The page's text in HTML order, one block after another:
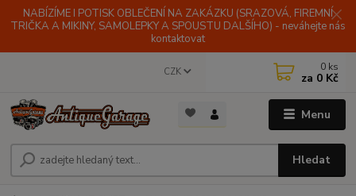
NABÍZÍME I POTISK OBLEČENÍ NA ZAKÁZKU (SRAZOVÁ, FIREMNÍ
TRIČKA A MIKINY, SAMOLEPKY A SPOUSTU DALŠÍHO) - neváhejte nás
kontaktovat
Menu
CZK
Hledat
0 ks
za 0 Kč